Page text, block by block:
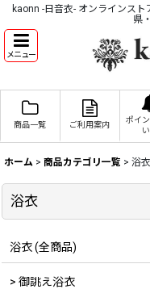
kaonn -日音衣- オンラインス
県
メニュー
商品一覧 ご利用案内
ポイ
ホーム > 商品カテゴリ一覧 > 浴衣
浴衣
浴衣 (全商品)
> 御誂え浴衣